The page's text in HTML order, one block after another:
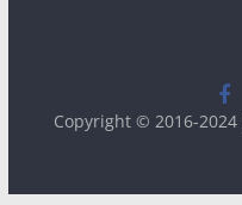
Copyright © 2016-2024